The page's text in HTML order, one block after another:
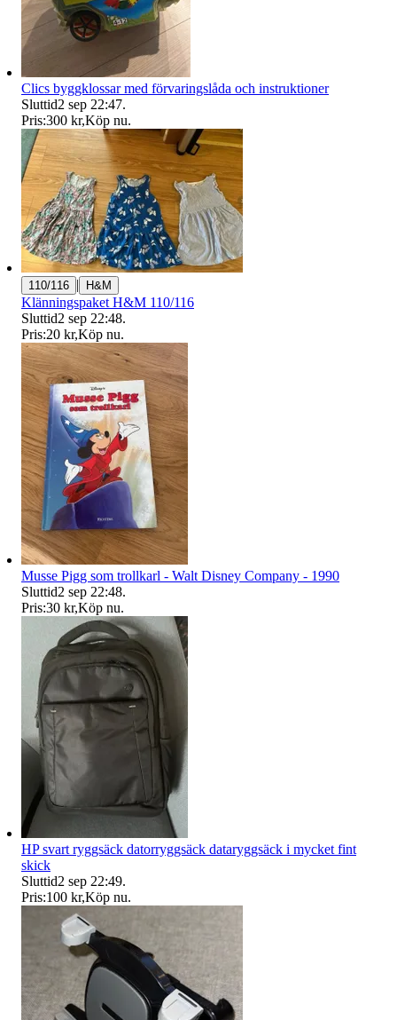
Clics byggklossar med förvaringslåda och instruktioner
Sluttid2 sep 22:47.
Pris:300 kr,Köp nu.
110/116 | H&M
Klänningspaket H&M 110/116
Sluttid2 sep 22:48.
Pris:20 kr,Köp nu.
Musse Pigg som trollkarl - Walt Disney Company - 1990
Sluttid2 sep 22:48.
Pris:30 kr,Köp nu.
HP svart ryggsäck datorryggsäck dataryggsäck i mycket fint
skick
Sluttid2 sep 22:49.
Pris:100 kr,Köp nu.